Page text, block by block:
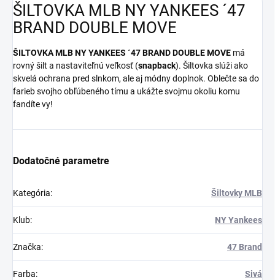
ŠILTOVKA MLB NY YANKEES ´47
BRAND DOUBLE MOVE
ŠILTOVKA MLB NY YANKEES ´47 BRAND DOUBLE MOVE má
rovný šilt a nastaviteľnú veľkosť (snapback). Šiltovka slúži ako
skvelá ochrana pred slnkom, ale aj módny doplnok. Oblečte sa do
farieb svojho obľúbeného tímu a ukážte svojmu okoliu komu
fandíte vy!
Dodatočné parametre
Kategória: Šiltovky MLB
Klub: NY Yankees
Značka: 47 Brand
Farba: Sivá